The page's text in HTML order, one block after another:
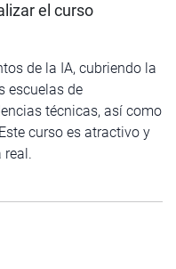
el curso
de la IA, cubriendo la
escuelas de
técnicas, así como
curso es atractivo y
real.